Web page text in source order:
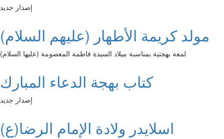
إصدار جديد
مولد كريمة الأطهار (عليهم السلام)
لمعة بهجتية بمناسبة ميلاد السيدة فاطمة المعصومة (عليها السلام)
كتاب بهجة الدعاء المبارك
إصدار جديد
اسلايدر ولادة الإمام الرضا(ع)